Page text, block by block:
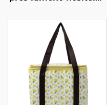
personalizované barvy
pro uliční styl